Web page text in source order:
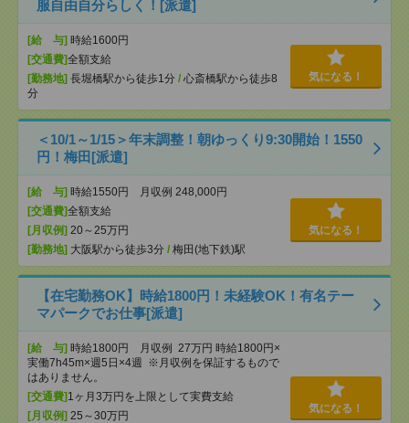
服自由自分らしく！[派遣]
[給 与] 時給1600円
[交通費]全額支給
[勤務地] 長堀橋駅から徒歩1分 / 心斎橋駅から徒歩8
分
気になる！
＜10/1～1/15＞年末調整！朝ゆっくり9:30開始！1550
円！梅田[派遣]
[給 与] 時給1550円 月収例 248,000円
[交通費]全額支給
[月収例] 20～25万円
[勤務地] 大阪駅から徒歩3分 / 梅田(地下鉄)駅
気になる！
【在宅勤務OK】時給1800円！未経験OK！有名テー
マパークでお仕事[派遣]
[給 与] 時給1800円 月収例 27万円 時給1800円×
実働7h45m×週5日×4週 ※月収例を保証するもので
はありません。
[交通費] 1ヶ月3万円を上限として実費支給
[月収例] 25～30万円
気になる！